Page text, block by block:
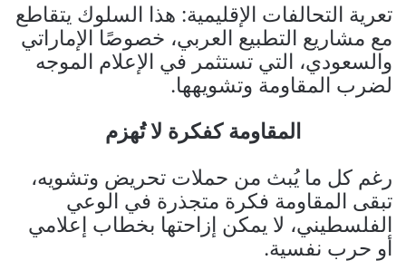
تعرية التحالفات الإقليمية: هذا السلوك يتقاطع
مع مشاريع التطبيع العربي، خصوصًا الإماراتي
والسعودي، التي تستثمر في الإعلام الموجه
لضرب المقاومة وتشويهها.
المقاومة كفكرة لا تُهزم
رغم كل ما يُبث من حملات تحريض وتشويه،
تبقى المقاومة فكرة متجذرة في الوعي
الفلسطيني، لا يمكن إزاحتها بخطاب إعلامي
أو حرب نفسية.